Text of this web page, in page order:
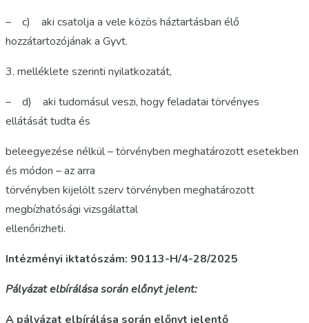
– c) aki csatolja a vele közös háztartásban élő
hozzátartozójának a Gyvt.
3. melléklete szerinti nyilatkozatát,
– d) aki tudomásul veszi, hogy feladatai törvényes
ellátását tudta és
beleegyezése nélkül – törvényben meghatározott esetekben
és módon – az arra
törvényben kijelölt szerv törvényben meghatározott
megbízhatósági vizsgálattal
ellenőrizheti.
Intézményi iktatószám: 90113-H/4-28/2025
Pályázat elbírálása során előnyt jelent:
A pályázat elbírálása során előnyt jelentő